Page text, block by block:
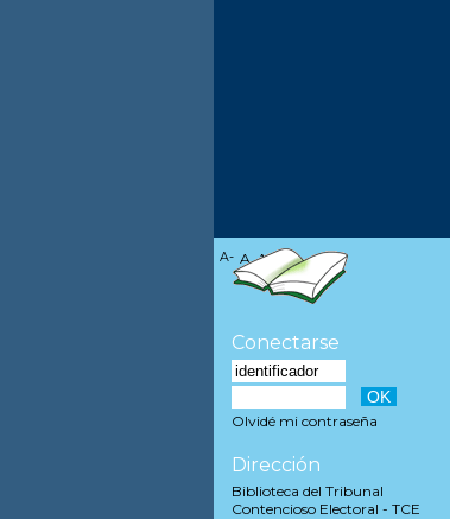
A- A A+
Conectarse
Olvidé mi contraseña
Dirección
Biblioteca del Tribunal
Contencioso Electoral - TCE